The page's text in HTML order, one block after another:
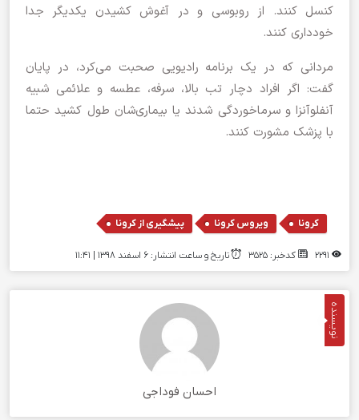
کنسل کنند. از روبوسی و در آغوش کشیدن یکدیگر جدا
خودداری کنند.
مردانی که در یک برنامه رادیویی صحبت می‌کرد، در پایان
گفت: اگر افراد دچار تب بالا، سرفه، عطسه و علائمی شبیه
آنفلوآنزا و سرماخوردگی شدند یا بیماری‌شان طول کشید حتما
با پزشک مشورت کنند.
کرونا , ویروس کرونا , پیشگیری از کرونا
کدخبر: 3525 تاریخ و ساعت انتشار: ۶ اسفند ۱۳۹۸ | 11:41
نویسنده
احسان فوداجی